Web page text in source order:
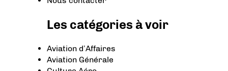
Les catégories à voir
Aviation d’Affaires
Aviation Générale